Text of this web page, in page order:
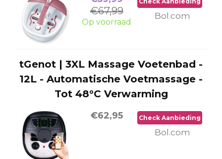
€67,99
Op voorraad
Bol.com
tGenot | 3XL Massage Voetenbad -
12L - Automatische Voetmassage -
Tot 48°C Verwarming
€62,95 Check Aanbieding
Bol.com